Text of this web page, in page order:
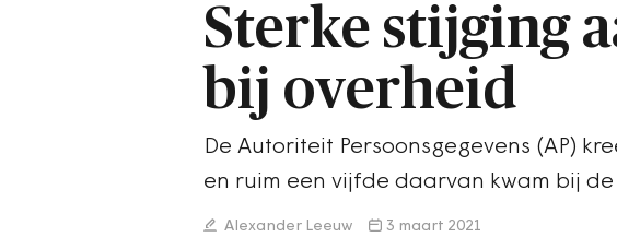
Sterke stijging
bij overheid
De Autoriteit Persoonsgegevens (AP)
en ruim een vijfde daarvan kwam bij
Alexander Leeuw 3 maart 2021